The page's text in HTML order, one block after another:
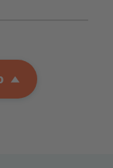
Philipp